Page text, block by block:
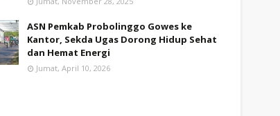
ASN Pemkab Probolinggo Gowes ke
Kantor, Sekda Ugas Dorong Hidup Sehat
dan Hemat Energi
Jumat, April 10, 2026